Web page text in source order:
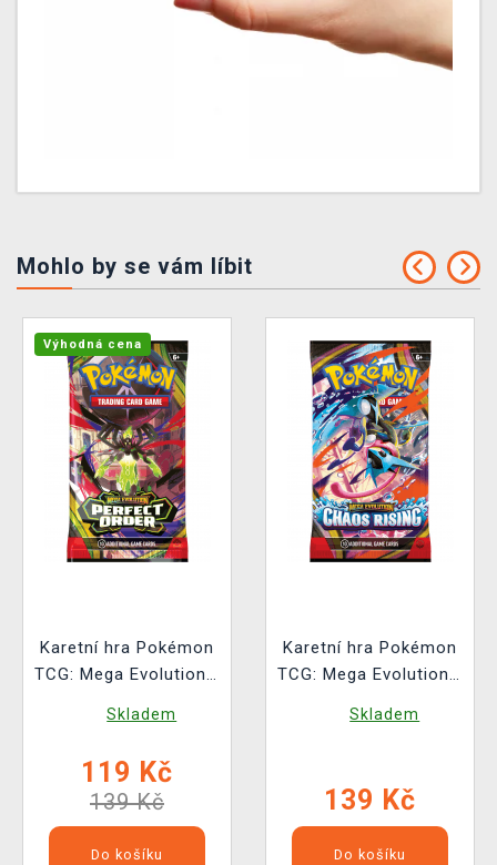
Mohlo by se vám líbit
Výhodná cena
Karetní hra Pokémon
TCG: Mega Evolution -
(10 karet)
Skladem
119 Kč
139 Kč
Do košíku
Karetní hra Pokémon
TCG: Mega Evolution -
Booster (10 karet)
Skladem
139 Kč
Do košíku